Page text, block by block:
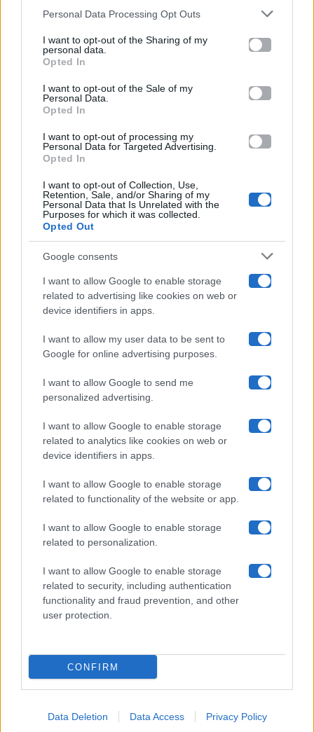
This information may also be disclosed by us to third parties
disclose it to other third parties.
Please note that this website/app uses one or more Google
services and may gather and store information including but
not limited to your visit or usage behaviour. You may click to
grant or deny consent to Google and its third-party tags to
consent section.
Personal Data Processing Opt Outs
I want to opt-out of the Sharing of my
personal data.
Opted In
I want to opt-out of the Sale of my
Personal Data.
Opted In
I want to opt-out of processing my
Personal Data for Targeted Advertising.
Opted In
I want to opt-out of Collection, Use,
Retention, Sale, and/or Sharing of my
Personal Data that Is Unrelated with the
Purposes for which it was collected.
Opted Out
Google consents
I want to allow Google to enable storage
related to advertising like cookies on web or
device identifiers in apps.
I want to allow my user data to be sent to
Google for online advertising purposes.
I want to allow Google to send me
personalized advertising.
I want to allow Google to enable storage
related to analytics like cookies on web or
device identifiers in apps.
I want to allow Google to enable storage
related to functionality of the website or app.
I want to allow Google to enable storage
related to personalization.
I want to allow Google to enable storage
related to security, including authentication
functionality and fraud prevention, and other
user protection.
CONFIRM
Data Deletion Data Access Privacy Policy
Gossip
Televisione
Programmi TV
Amici
Ballando Con Le Stelle
Grande Fratello
Isola Dei Famosi
Uomini E Donne
Maste S.r.l.
Chi siamo
Collabora con noi
Contatti
Privacy Policy
Cookie Policy
Preferenze Privacy- Riproduzione riservata - Photo
Credits: Le immagini presenti in questo sito sono di
proprietà di Maste Srl
facebookinstagram